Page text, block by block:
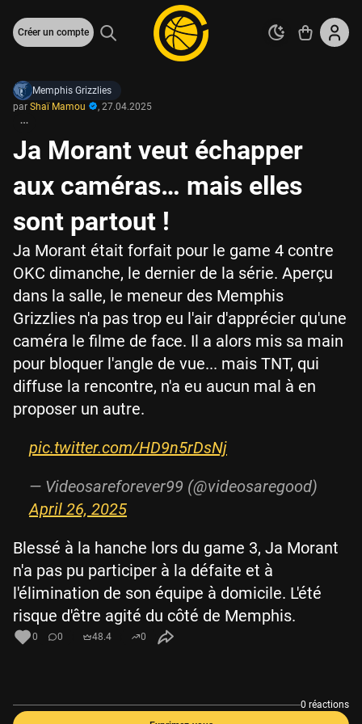
Créer un compte
Memphis Grizzlies
par Shaï Mamou , 27.04.2025
Ja Morant veut échapper
aux caméras… mais elles
sont partout !
Ja Morant était forfait pour le game 4 contre
OKC dimanche, le dernier de la série. Aperçu
dans la salle, le meneur des Memphis
Grizzlies n'a pas trop eu l'air d'apprécier qu'une
caméra le filme de face. Il a alors mis sa main
pour bloquer l'angle de vue... mais TNT, qui
diffuse la rencontre, n'a eu aucun mal à en
proposer un autre.
pic.twitter.com/HD9n5rDsNj
— Videosareforever99 (@videosaregood)
April 26, 2025
Blessé à la hanche lors du game 3, Ja Morant
n'a pas pu participer à la défaite et à
l'élimination de son équipe à domicile. L'été
risque d'être agité du côté de Memphis.
0 0 48.4 0
0 réactions